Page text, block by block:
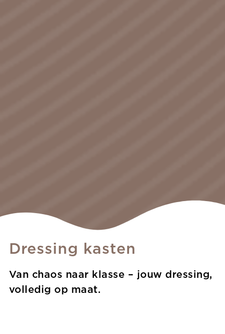
Dressing kasten
Van chaos naar klasse – jouw dressing,
volledig op maat.